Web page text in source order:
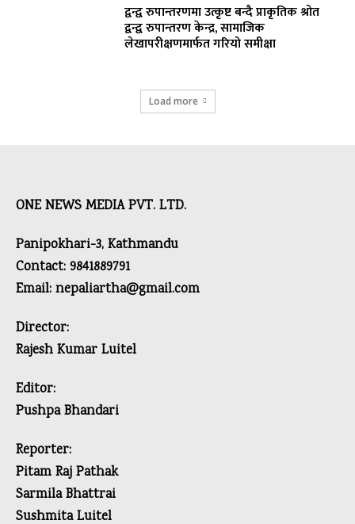
द्वन्द्व रुपान्तरणमा उत्कृष्ट बन्दै प्राकृतिक श्रोत
द्वन्द्व रुपान्तरण केन्द्र, सामाजिक
लेखापरीक्षणमार्फत गरियो समीक्षा
Load more
ONE NEWS MEDIA PVT. LTD.
Panipokhari-3, Kathmandu
Contact: 9841889791
Email: nepaliartha@gmail.com
Director:
Rajesh Kumar Luitel
Editor:
Pushpa Bhandari
Reporter:
Pitam Raj Pathak
Sarmila Bhattrai
Sushmita Luitel